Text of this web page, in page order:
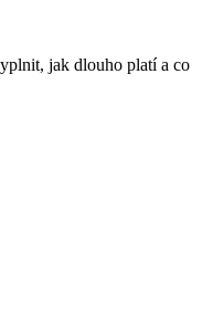
jak dlouho platí a co